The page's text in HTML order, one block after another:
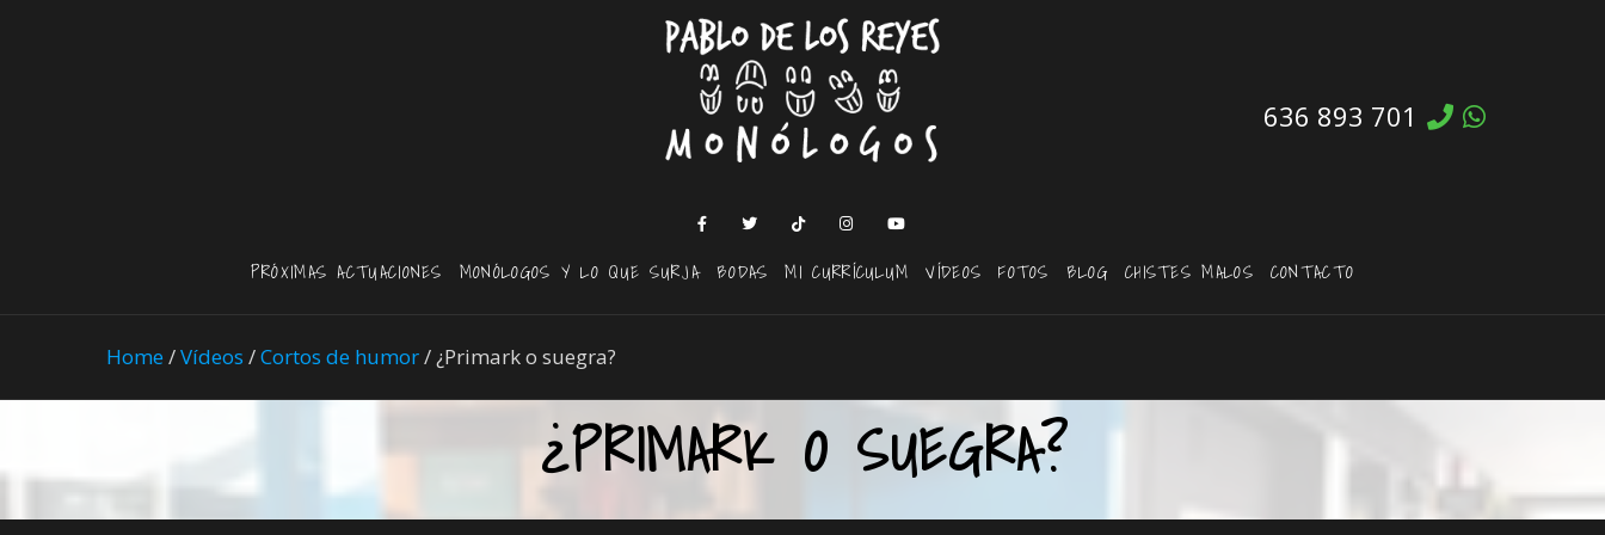
636 893 701
PRÓXIMAS ACTUACIONES MONÓLOGOS Y LO QUE SURJA BODAS MI CURRÍCULUM VÍDEOS FOTOS BLOG CHISTES MALOS CONTACTO
Home/Vídeos /Cortos de humor/¿Primark o suegra?
¿PRIMARK O SUEGRA?